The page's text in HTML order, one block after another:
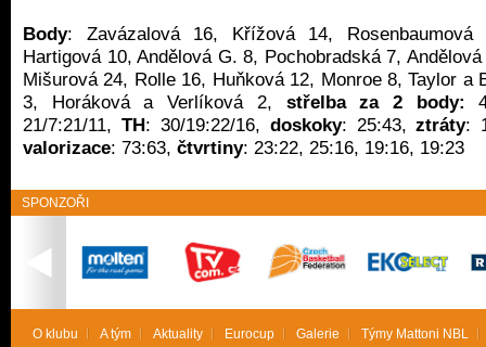
Body: Zavázalová 16, Křížová 14, Rosenbaumová
Hartigová 10, Andělová G. 8, Pochobradská 7,
Mišurová 24, Rolle 16, Huňková 12, Monroe 8, Taylor a
3, Horáková a Verlíková 2, střelba za 2 body:
21/7:21/11, TH: 30/19:22/16, doskoky: 25:43,ztráty:
valorizace: 73:63, čtvrtiny: 23:22, 25:16, 19:16, 19:23
SPONZOŘI
O klubu A tým Aktuality Eurocup Galerie Týmy Mattoni NBL